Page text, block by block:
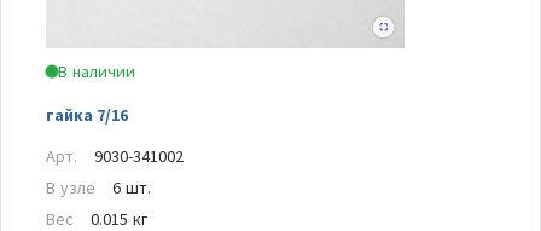
В наличии
гайка 7/16
Арт.
9030-341002
В узле
6 шт.
Вес
0.015 кг